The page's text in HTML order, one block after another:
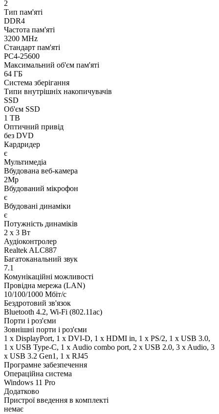
2
Тип пам'яті
DDR4
Частота пам'яті
3200 MHz
Стандарт пам'яті
PC4-25600
Максимальний об'єм пам'яті
64 ГБ
Система зберігання
Типи внутрішніх накопичувачів
SSD
Об'єм SSD
1 TB
Оптичний привід
без DVD
Кардридер
є
Мультимедіа
Вбудована веб-камера
2Mp
Вбудований мікрофон
є
Вбудовані динаміки
є
Потужність динаміків
2 x 3 Вт
Аудіоконтролер
Realtek ALC887
Багатоканальний звук
7.1
Комунікаційні можливості
Провідна мережа (LAN)
10/100/1000 Мбіт/с
Бездротовий зв'язок
Bluetooth 4.2, Wi-Fi (802.11ac)
Порти і роз'єми
Зовнішні порти і роз'єми
1 x DisplayPort, 1 x DVI-D, 1 x HDMI in, 1 x PS/2, 1 x USB 3.0,
1 x USB Type-C, 1 х Audio combo port, 2 x USB 2.0, 3 x Audio, 3
x USB 3.2 Gen1, 1 x RJ45
Програмне забезпечення
Операційна система
Windows 11 Pro
Додатково
Пристрої введення в комплекті
немає